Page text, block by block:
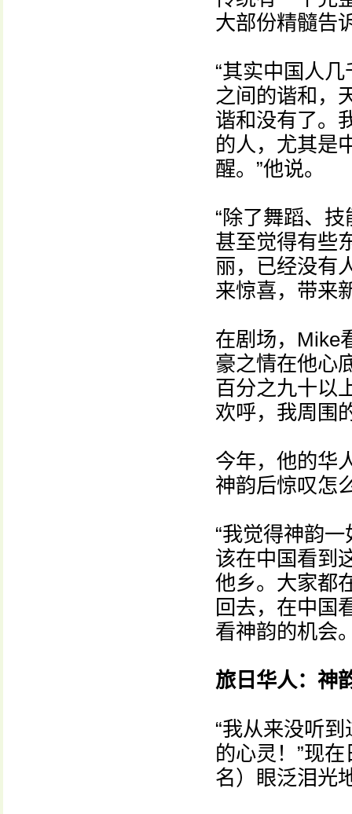
大部份精髓告
“其实中国人
之间的谐和，
谐和没有了。
的人，尤其是
醒。”他说。
“除了舞蹈、
甚至觉得有些
丽，已经没有
来惊喜，带来
在剧场，Mike
豪之情在他心
百分之九十以
欢呼，我周围
今年，他的华
神韵后惊叹怎
“我觉得神韵
该在中国看到
他乡。大家都
回去，在中国
看神韵的机会
旅日华人：神
“我从来没听
的心灵！”现
名）眼泛泪光